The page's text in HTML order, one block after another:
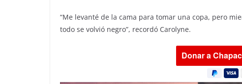
“Me levanté de la cama para tomar una copa, pero
todo se volvió negro”, recordó Carolyne.